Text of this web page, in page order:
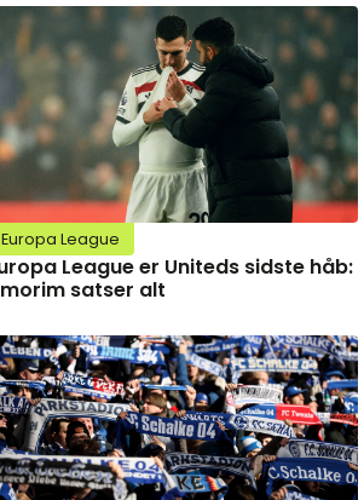
Europa League
League er Uniteds sidste håb:
satser alt